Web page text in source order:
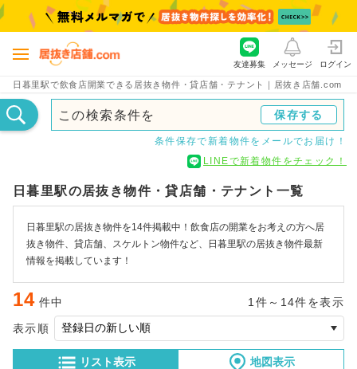
日暮里駅で飲食店開業できる居抜き物件・貸店舗・テナント｜居抜き店舗.com
友達募集 メッセージ ログイン
この検索条件を 保存する
条件保存で新着物件をメールでお届け！
LINEで新着物件をチェック！
日暮里駅の居抜き物件・貸店舗・テナント一覧
日暮里駅の居抜き物件を14件掲載中！飲食店の開業をお考えの方へ居
抜き物件、貸店舗、スケルトン物件など、日暮里駅の居抜き物件最新
情報を掲載しています！
14 件中 1件～14件を表示
リスト表示 地図表示
表示順